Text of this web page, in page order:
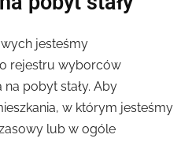
jesteśmy
rejestru wyborców
pobyt stały. Aby
w którym jesteśmy
lub w ogóle